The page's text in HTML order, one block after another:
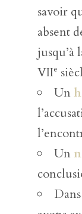
savoir
absent
jusqu’à
VIIe
Un
Un
Dans